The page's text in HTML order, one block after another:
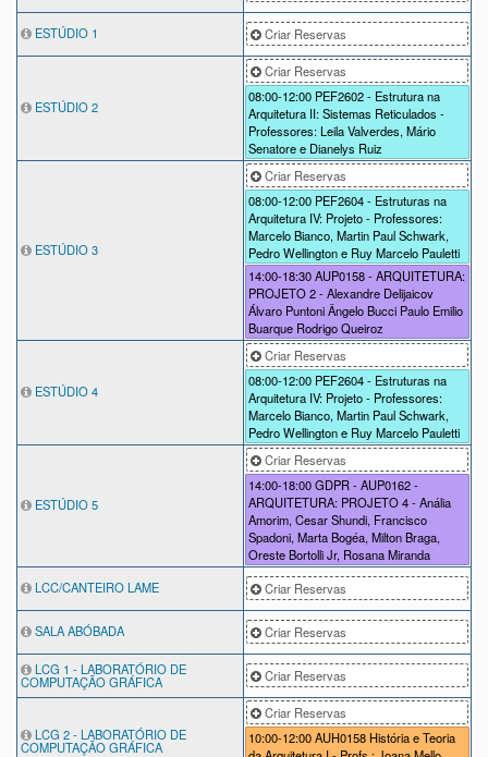
ESTÚDIO 1 Criar Reservas
ESTÚDIO 2
Criar Reservas
08:00-12:00 PEF2602 - Estrutura na
Arquitetura II: Sistemas Reticulados -
Professores: Leila Valverdes, Mário
Senatore e Dianelys Ruiz
ESTÚDIO 3
Criar Reservas
08:00-12:00 PEF2604 - Estruturas na
Arquitetura IV: Projeto - Professores:
Marcelo Bianco, Martin Paul Schwark,
Pedro Wellington e Ruy Marcelo Pauletti
14:00-18:30AUP0158 - ARQUITETURA:
PROJETO 2 - Alexandre Delijaicov
Álvaro Puntoni Ângelo Bucci Paulo Emilio
Buarque Rodrigo Queiroz
ESTÚDIO 4
Criar Reservas
08:00-12:00 PEF2604 - Estruturas na
Arquitetura IV: Projeto - Professores:
Marcelo Bianco, Martin Paul Schwark,
Pedro Wellington e Ruy Marcelo Pauletti
ESTÚDIO 5
Criar Reservas
14:00-18:00GDPR - AUP0162 -
ARQUITETURA: PROJETO 4 - Anália
Amorim, Cesar Shundi, Francisco
Spadoni, Marta Bogéa, Milton Braga,
Oreste Bortolli Jr, Rosana Miranda
LCC/CANTEIRO LAME
Criar Reservas
SALA ABÓBADA Criar Reservas
LCG 1 - LABORATÓRIO DE
COMPUTAÇÃO GRÁFICA Criar Reservas
LCG 2 - LABORATÓRIO DE
COMPUTAÇÃO GRÁFICA
Criar Reservas
10:00-12:00AUH0158 História e Teoria